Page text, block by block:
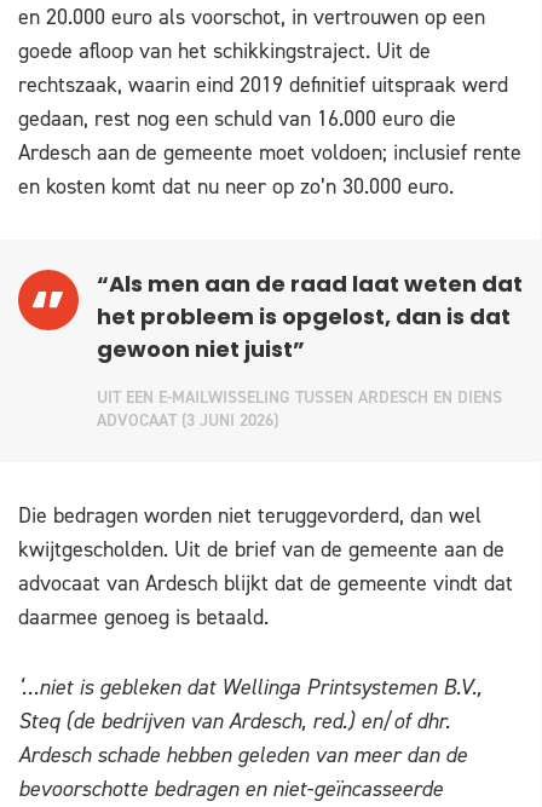
en 20.000 euro als voorschot, in vertrouwen op een
goede afloop van het schikkingstraject. Uit de
rechtszaak, waarin eind 2019 definitief uitspraak werd
gedaan, rest nog een schuld van 16.000 euro die
Ardesch aan de gemeente moet voldoen; inclusief rente
en kosten komt dat nu neer op zo’n 30.000 euro.
“Als men aan de raad laat weten dat
het probleem is opgelost, dan is dat
gewoon niet juist”
UIT EEN E-MAILWISSELING TUSSEN ARDESCH EN DIENS
ADVOCAAT (3 JUNI 2026)
Die bedragen worden niet teruggevorderd, dan wel
kwijtgescholden. Uit de brief van de gemeente aan de
advocaat van Ardesch blijkt dat de gemeente vindt dat
daarmee genoeg is betaald.
‘…niet is gebleken dat Wellinga Printsystemen B.V.,
Steq (de bedrijven van Ardesch, red.) en/of dhr.
Ardesch schade hebben geleden van meer dan de
bevoorschotte bedragen en niet-geïncasseerde